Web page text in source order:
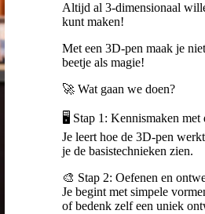
Altijd al 3-dimensionaal
kunt maken!
Met een 3D-pen maak je
beetje als magie!
🚀 Wat gaan we doen?
🖥️ Stap 1: Kennismaken met
Je leert hoe de 3D-pen
je de basistechnieken zien.
🎨 Stap 2: Oefenen en
Je begint met simpele
of bedenk zelf een uniek